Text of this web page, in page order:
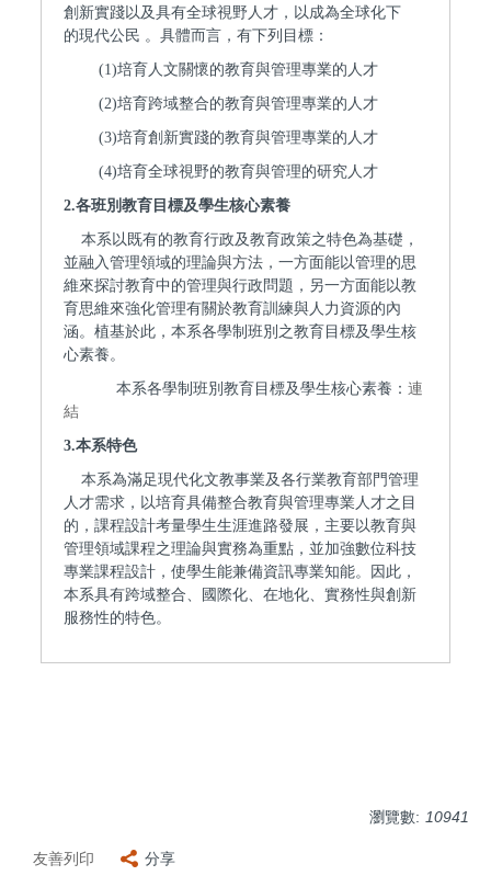
創新實踐以及具有全球視野人才，以成為全球化下
的現代公民 。具體而言，有下列目標：
(1)培育人文關懷的教育與管理專業的人才
(2)培育跨域整合的教育與管理專業的人才
(3)培育創新實踐的教育與管理專業的人才
(4)培育全球視野的教育與管理的研究人才
2.各班別教育目標及學生核心素養
本系以既有的教育行政及教育政策之特色為基礎，
並融入管理領域的理論與方法，一方面能以管理的思
維來探討教育中的管理與行政問題，另一方面能以教
育思維來強化管理有關於教育訓練與人力資源的內
涵。植基於此，本系各學制班別之教育目標及學生核
心素養。
本系各學制班別教育目標及學生核心素養： 連
結
3.本系特色
本系為滿足現代化文教事業及各行業教育部門管理
人才需求，以培育具備整合教育與管理專業人才之目
的，課程設計考量學生生涯進路發展，主要以教育與
管理領域課程之理論與實務為重點，並加強數位科技
專業課程設計，使學生能兼備資訊專業知能。因此，
本系具有跨域整合、國際化、在地化、實務性與創新
服務性的特色。
瀏覽數: 10941
友善列印 分享